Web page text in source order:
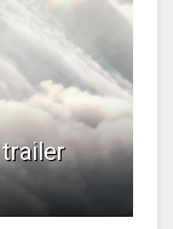
trailer